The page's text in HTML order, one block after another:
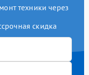
техники через
скидка